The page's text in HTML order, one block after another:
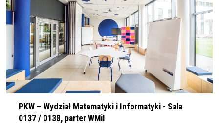
PKW – Wydział Matematyki i Informatyki - Sala
0137 / 0138, parter WMiI